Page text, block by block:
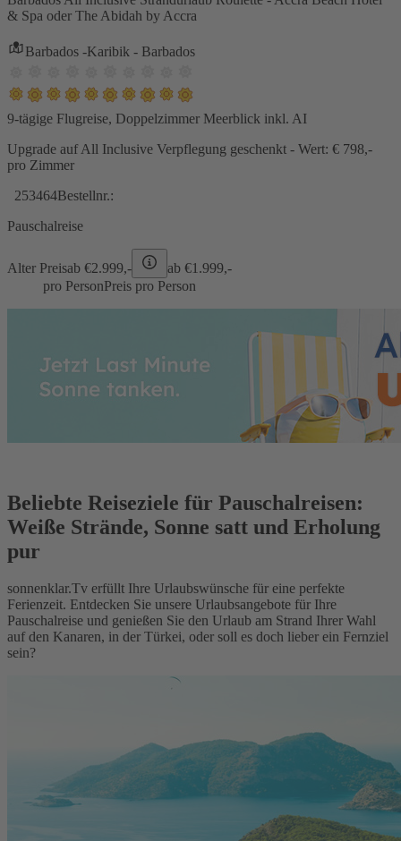
& Spa oder The Abidah by Accra
Barbados -Karibik - Barbados
9-tägige Flugreise, Doppelzimmer Meerblick inkl. AI
Upgrade auf All Inclusive Verpflegung geschenkt - Wert: € 798,-
pro Zimmer
253464Bestellnr.:
Pauschalreise
Alter Preisab €2.999,- ab €1.999,-
pro PersonPreis pro Person
Beliebte Reiseziele für Pauschalreisen:
Weiße Strände, Sonne satt und Erholung
pur
sonnenklar.Tv erfüllt Ihre Urlaubswünsche für eine perfekte
Ferienzeit. Entdecken Sie unsere Urlaubsangebote für Ihre
Pauschalreise und genießen Sie den Urlaub am Strand Ihrer Wahl
auf den Kanaren, in der Türkei, oder soll es doch lieber ein Fernziel
sein?